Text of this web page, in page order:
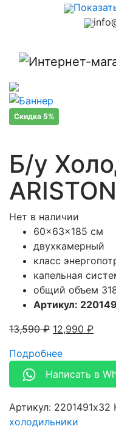
Скидка 5%
Б/у
Нет в наличии
60x63x185 см
двухкамерный
класс
капельная
общий объем
Артикул:
13,590₽ 12,990 ₽
Подробнее
Написать в
Артикул: 2201491x32
холодильники